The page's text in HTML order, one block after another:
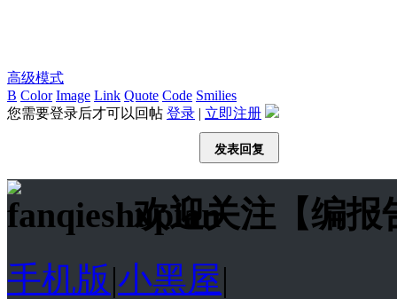
高级模式
B Color Image Link Quote Code Smilies
您需要登录后才可以回帖 登录 | 立即注册
发表回复
欢迎关注【编报
手机版|小黑屋|